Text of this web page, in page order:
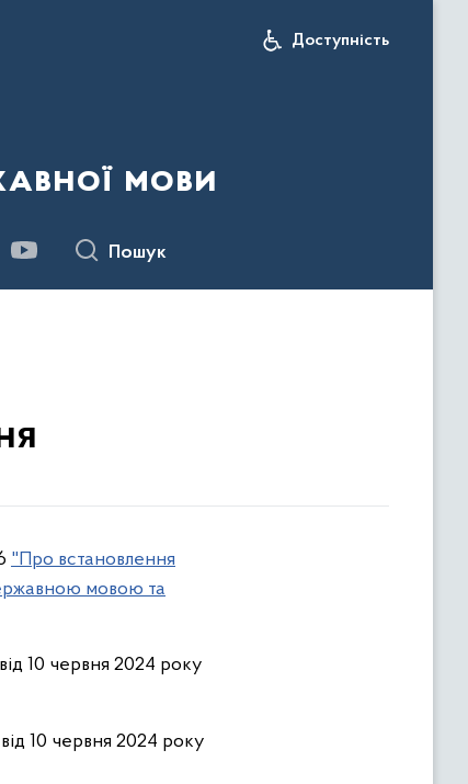
Доступність
мови
Пошук
"Про встановлення
мовою та
10 червня 2024 року
10 червня 2024 року